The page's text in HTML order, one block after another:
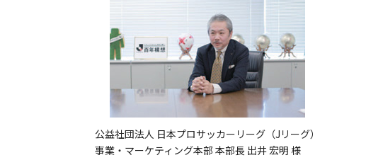
公益社団法人 日本プロサッカーリーグ（Jリーグ）
事業・マーケティング本部 本部長 出井 宏明 様